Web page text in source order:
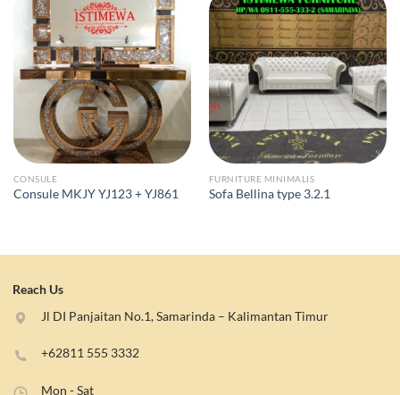
CONSULE
Consule MKJY YJ123 + YJ861
FURNITURE MINIMALIS
Sofa Bellina type 3.2.1